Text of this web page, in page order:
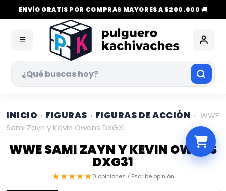
ENVÍO GRATIS POR COMPRAS MAYORES A $200.000 🚚
☰
INICIO › FIGURAS › FIGURAS DE ACCIÓN › WWE
Sami Zayn y Kevin Owens DXG31
WWE SAMI ZAYN Y KEVIN OWENS
DXG31
★★★★★0 opiniones / Escribe opinión